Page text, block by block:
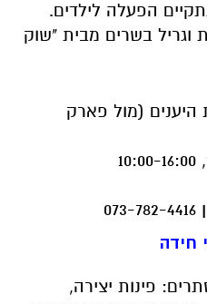
היענים (מול פארק
חידה
פינות יצירה,
פעם וכתב חידה. עוד
פינת ליטוף,